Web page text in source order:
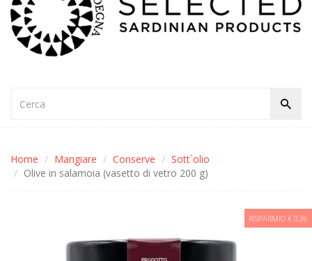
Home Mangiare Conserve
Sott`olio
Olive in salamoia (vasetto di vetro 200 g)
RISPARMIO € 0,36